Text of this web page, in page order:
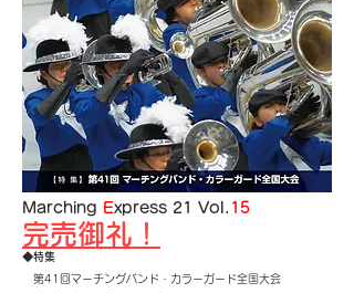
Marching Express 21 Vol. 15
◆特集
第41回マーチングバンド・カラーガード全国大会
完売御礼！